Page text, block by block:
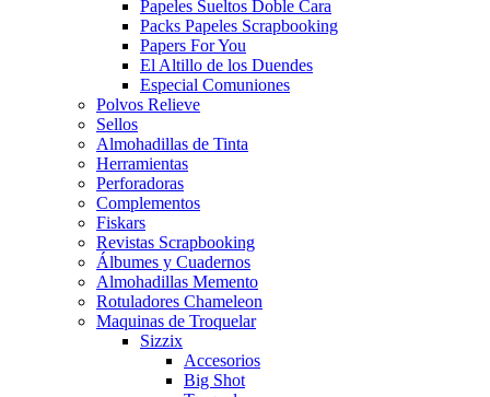
Papeles Sueltos Doble Cara
Packs Papeles Scrapbooking
Papers For You
El Altillo de los Duendes
Especial Comuniones
Polvos Relieve
Sellos
Almohadillas de Tinta
Herramientas
Perforadoras
Complementos
Fiskars
Revistas Scrapbooking
Álbumes y Cuadernos
Almohadillas Memento
Rotuladores Chameleon
Maquinas de Troquelar
Sizzix
Accesorios
Big Shot